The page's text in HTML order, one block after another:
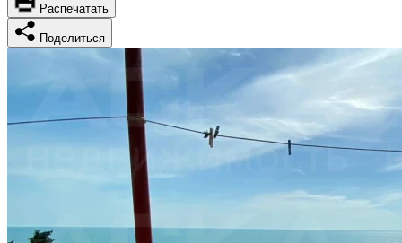
Распечатать
Поделиться